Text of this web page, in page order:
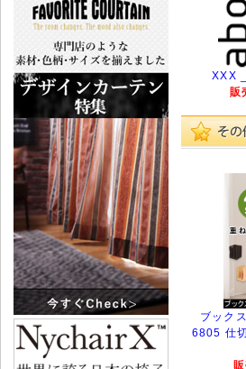
XXX
販
ブック
6805 仕